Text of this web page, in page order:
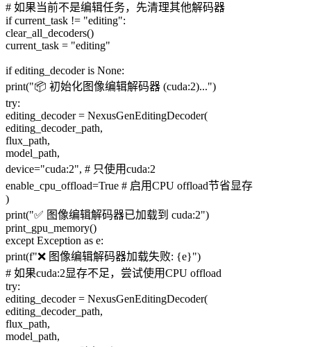
# 如果当前不是编辑任务，先清理其他解码器
if current_task != "editing":
clear_all_decoders()
current_task = "editing"
if editing_decoder is None:
print("📦 初始化图像编辑解码器 (cuda:2)...")
try:
editing_decoder = NexusGenEditingDecoder(
editing_decoder_path,
flux_path,
model_path,
device="cuda:2", # 只使用cuda:2
enable_cpu_offload=True # 启用CPU offload节省显存
)
print("✅ 图像编辑解码器已加载到 cuda:2")
print_gpu_memory()
except Exception as e:
print(f"❌ 图像编辑解码器加载失败: {e}")
# 如果cuda:2显存不足，尝试使用CPU offload
try:
editing_decoder = NexusGenEditingDecoder(
editing_decoder_path,
flux_path,
model_path,